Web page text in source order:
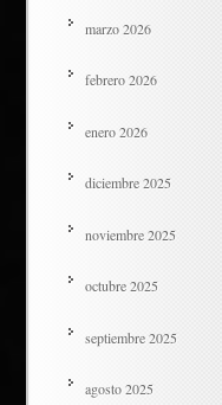
marzo 2026
febrero 2026
enero 2026
diciembre 2025
noviembre 2025
octubre 2025
septiembre 2025
agosto 2025